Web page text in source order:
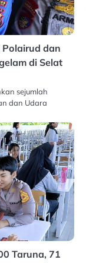
dan
di Selat
sejumlah
dan Udara
Taruna, 71